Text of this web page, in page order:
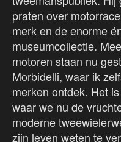
praten over
merk en de enorme
museumcollectie.
motoren staan nu
Morbidelli, waar ik
merken ontdek. Het
waar we nu de
moderne
zijn leven weten te